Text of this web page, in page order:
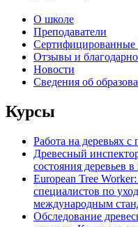
О школе
Преподаватели
Сертифицированные
Отзывы и
Новости
Сведения об
Курсы
Работа на деревьях
Древесный
состояния деревьев в
European Tree
специалистов по
международным
Обследование